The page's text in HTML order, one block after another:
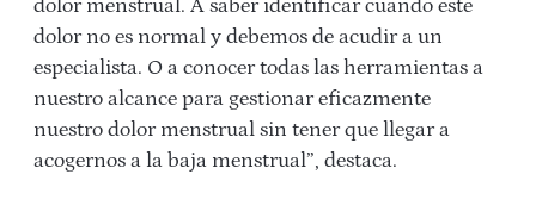
dolor menstrual. A saber identificar cuando este
dolor no es normal y debemos de acudir a un
especialista. O a conocer todas las herramientas a
nuestro alcance para gestionar eficazmente
nuestro dolor menstrual sin tener que llegar a
acogernos a la baja menstrual”, destaca.